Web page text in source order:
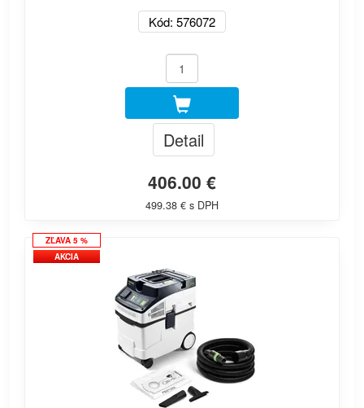
Kód: 576072
Detail
406.00 €
499.38 € s DPH
ZĽAVA 5 %
AKCIA